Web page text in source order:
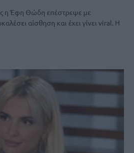
η Έφη Θώδη επέστρεψε με
αίσθηση και έχει γίνει viral. Η